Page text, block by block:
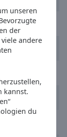
unseren
der
andere
kannst.
du
Is